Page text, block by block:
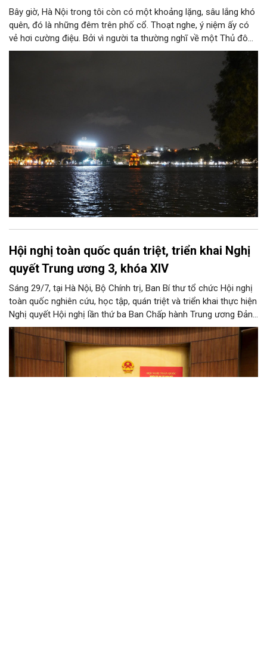
Bây giờ, Hà Nội trong tôi còn có một khoảng lặng, sâu lắng khó
quên, đó là những đêm trên phố cổ. Thoạt nghe, ý niệm ấy có
vẻ hơi cường điệu. Bởi vì người ta thường nghĩ về một Thủ đô
ngàn năm văn hiến với những nét tĩnh lặng, cổ kính, rêu phong
trong ánh nắng ban mai mơ màng buông xuống “ba mươi sáu
phố phường”; nên có lẽ, sẽ ngỡ ngàng, nếu ai đó khi nghe thấy
nơi này được gọi là “thành phố của những đêm thâu”.
Hội nghị toàn quốc quán triệt, triển khai Nghị
quyết Trung ương 3, khóa XIV
Sáng 29/7, tại Hà Nội, Bộ Chính trị, Ban Bí thư tổ chức Hội nghị
toàn quốc nghiên cứu, học tập, quán triệt và triển khai thực hiện
Nghị quyết Hội nghị lần thứ ba Ban Chấp hành Trung ương Đảng
khóa XIV.